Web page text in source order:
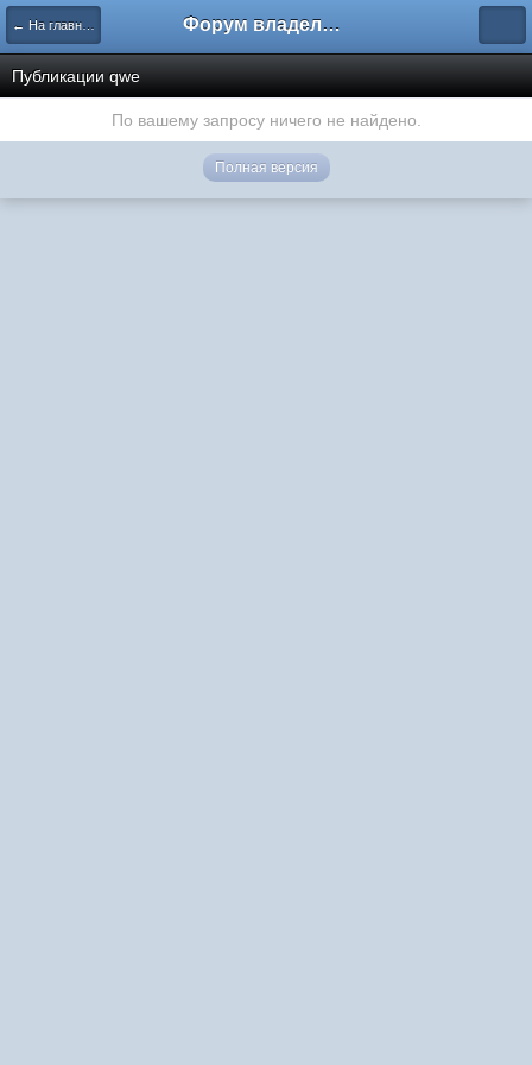
← На главную Форум владельцев интернет-магазинов
Публикации qwe
По вашему запросу ничего не найдено.
Полная версия